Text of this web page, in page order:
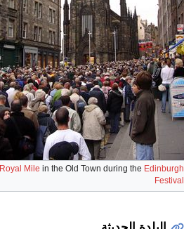
Royal Mile in the Old Town during the Edinburgh
Festival